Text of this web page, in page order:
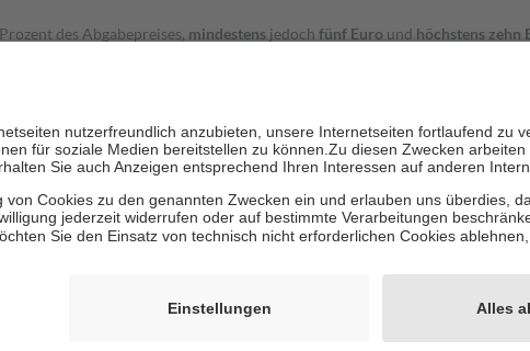
des Abgabepreises, mindestens jedoch fünf Euro und höchstens zehn
zu stärken und die besondere Stellung der Familie zu unterstützen, fallen
Ausnahme der Fahrkosten
GKV getragen werden
4419944605341